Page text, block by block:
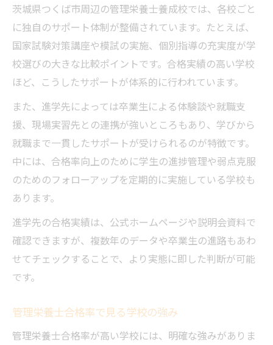
茨城県つくば市周辺の管理栄養士養成校では、各校ごと
に独自のサポート体制が整備されています。たとえば、
国家試験対策講座や模試の実施、個別指導の充実度が学
校選びの大きな比較ポイントです。合格実績の高い学校
ほど、こうしたサポートが体系的に行われています。
また、進学先によっては卒業生による体験談や就職支
援、現場実習先との連携が強いところもあり、学びから
就職まで一貫したサポートが受けられるのが特徴です。
中には、合格率向上のために学生の進捗管理や弱点克服
のためのフォローアップを定期的に実施している学校も
あります。
進学先の合格実績は、公式ホームページや説明会資料で
確認できますが、複数年のデータや卒業生の進路もあわ
せてチェックすることで、より実態に即した判断が可能
です。
管理栄養士合格率で見る学校の強み
管理栄養士合格率が高い学校には、明確な強みがありま